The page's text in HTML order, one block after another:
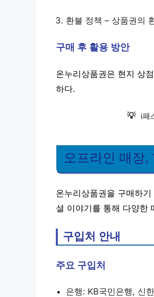
환불 정책 – 상품권의
구매 후 활용 방안
온누리상품권은 현지 상
하다.
💡 i패
오프라인 매장,
온누리상품권을 구매하
셜 이야기를 통해 다양한
구입처 안내
주요 구입처
은행: KB국민은행, 신